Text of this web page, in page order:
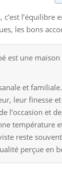
les bons
est une
et familiale.
leur finesse
l’occasion et
température
reste
perçue en